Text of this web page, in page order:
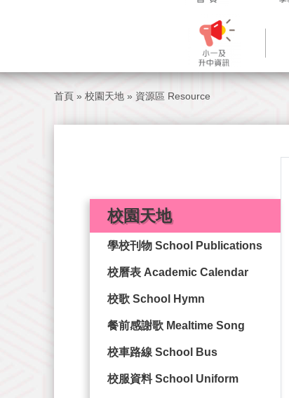
首頁 » 校園天地 » 資源區 Resource
校園天地
學校刊物 School Publications
校曆表 Academic Calendar
校歌 School Hymn
餐前感謝歌 Mealtime Song
校車路線 School Bus
校服資料 School Uniform